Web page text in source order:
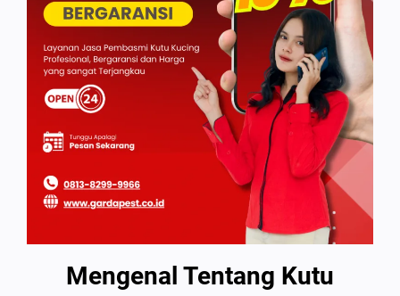
Mengenal Tentang Kutu